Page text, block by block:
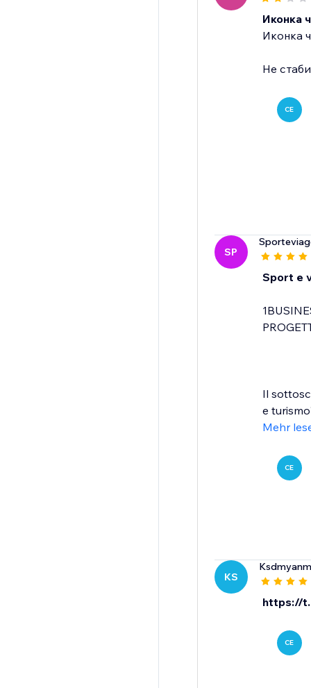
Иконка
Иконка
Не
CE
SP
Sport e
Il
e
Mehr
CE
KS
https://
CE